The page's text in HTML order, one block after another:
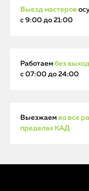
Выезд мастеров
с 9:00 до 21:00
Работаем без
с 07:00 до 24:00
Выезжаем во все
пределах КАД